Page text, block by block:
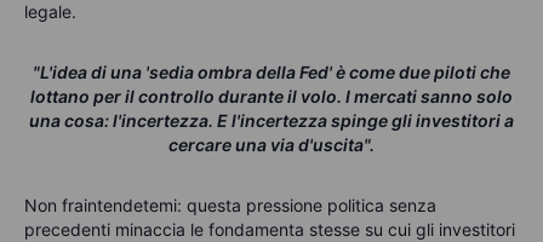
legale.
"L'idea di una 'sedia ombra della Fed' è come due piloti che
lottano per il controllo durante il volo. I mercati sanno solo
una cosa: l'incertezza. E l'incertezza spinge gli investitori a
cercare una via d'uscita".
Non fraintendetemi: questa pressione politica senza
precedenti minaccia le fondamenta stesse su cui gli investitori